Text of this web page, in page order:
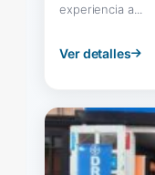
experiencia a...
Ver detalles